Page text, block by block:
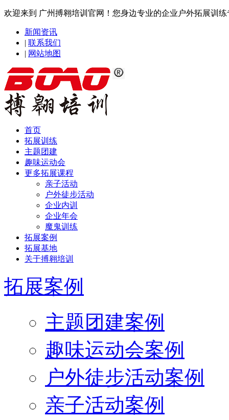
欢迎来到 广州搏翱培训官网！您身边专业的企业户外拓展训
新闻资讯
| 联系我们
| 网站地图
首页
拓展训练
主题团建
趣味运动会
更多拓展课程
亲子活动
户外徒步活动
企业内训
企业年会
魔鬼训练
拓展案例
拓展基地
关于搏翱培训
拓展案例
主题团建案例
趣味运动会案例
户外徒步活动案例
亲子活动案例